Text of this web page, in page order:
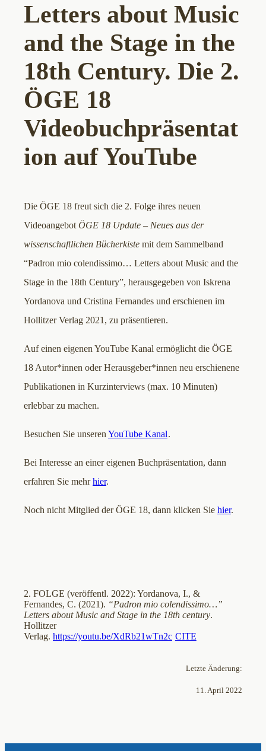
Letters about Music
and the Stage in the
18th Century. Die 2.
ÖGE 18
Videobuchpräsentat
ion auf YouTube
Die ÖGE 18 freut sich die 2. Folge ihres neuen
VideoangebotÖGE 18 Update – Neues aus der
wissenschaftlichen Bücherkiste mit dem Sammelband
“Padron mio colendissimo… Letters about Music and the
Stage in the 18th Century”, herausgegeben von Iskrena
Yordanova und Cristina Fernandes und erschienen im
Hollitzer Verlag 2021, zu präsentieren.
Auf einen eigenen YouTube Kanal ermöglicht die ÖGE
18 Autor*innen oder Herausgeber*innen neu erschienene
Publikationen in Kurzinterviews (max. 10 Minuten)
erlebbar zu machen.
Besuchen Sie unserenYouTube Kanal.
Bei Interesse an einer eigenen Buchpräsentation, dann
erfahren Sie mehrhier.
Noch nicht Mitglied der ÖGE 18, dann klicken Sie hier.
2. FOLGE (veröffentl. 2022): Yordanova, I., &
Fernandes, C. (2021). “Padron mio colendissimo…”
Letters about Music and Stage in the 18th century.
Hollitzer
Verlag. https://youtu.be/XdRb21wTn2c CITE
Letzte Änderung:
11. April 2022